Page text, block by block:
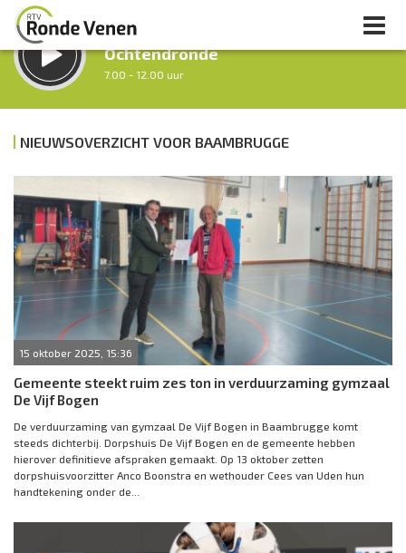
LUISTER LIVE:
Ochtendronde
7.00 - 12.00 uur
Tussen Twaalf en Twee
Vorig uur
Volgend uur
Inklappen
NIEUWSOVERZICHT VOOR BAAMBRUGGE
15 oktober 2025, 15:36
Gemeente steekt ruim zes ton in verduurzaming gymzaal
De Vijf Bogen
De verduurzaming van gymzaal De Vijf Bogen in Baambrugge komt
steeds dichterbij. Dorpshuis De Vijf Bogen en de gemeente hebben
hierover definitieve afspraken gemaakt. Op 13 oktober zetten
dorpshuisvoorzitter Anco Boonstra en wethouder Cees van Uden hun
handtekening onder de...